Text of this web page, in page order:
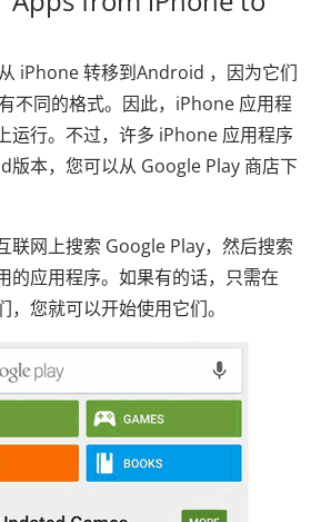
iPhone 转移到Android ，因为它们
不同的格式。因此，iPhone 应用程
运行。不过，许多 iPhone 应用程序
版本，您可以从 Google Play 商店下
联网上搜索 Google Play，然后搜索
的应用程序。如果有的话，只需在
您就可以开始使用它们。